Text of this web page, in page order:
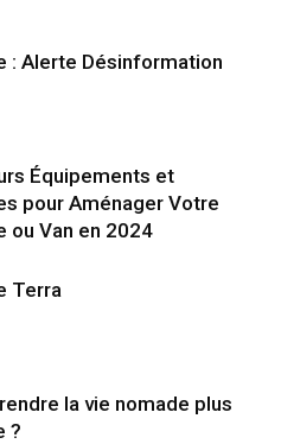
: Alerte Désinformation
Équipements et
pour Aménager Votre
ou Van en 2024
Terra
la vie nomade plus
?